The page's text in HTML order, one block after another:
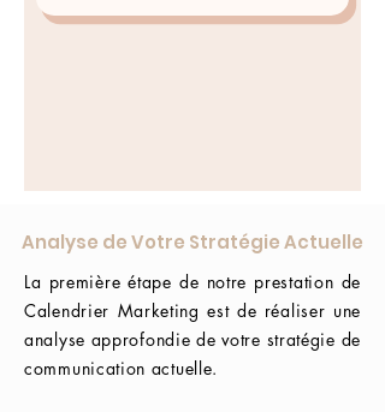
Analyse de Votre Stratégie Actuelle
La première étape de notre prestation de
Calendrier Marketing est de réaliser une
analyse approfondie de votre stratégie de
communication actuelle.